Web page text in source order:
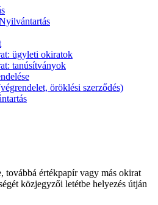
ügyleti okiratok
tanúsítványok
öröklési szerződés)
továbbá értékpapír vagy más okirat
közjegyzői letétbe helyezés útján